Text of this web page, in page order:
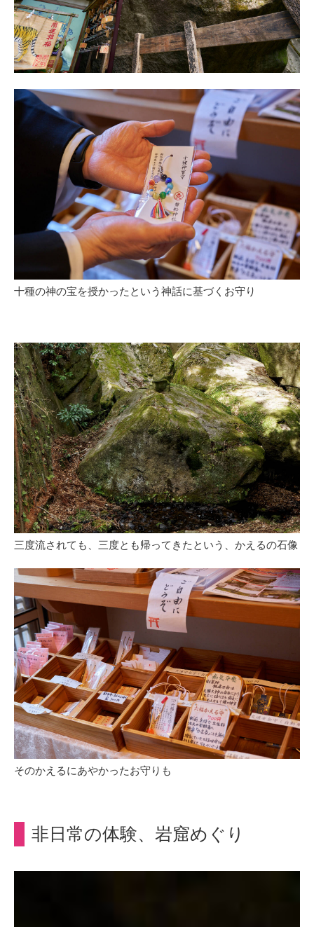
十種の神の宝を授かったという神話に基づくお守り
三度流されても、三度とも帰ってきたという、かえるの石像
そのかえるにあやかったお守りも
非日常の体験、岩窟めぐり